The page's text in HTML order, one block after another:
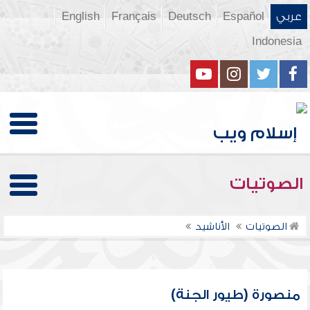
عربي Español
Deutsch
Français
English
Indonesia
الصوتيات
الصوتيات الأناشيد
منصورة (طيور الجنة)